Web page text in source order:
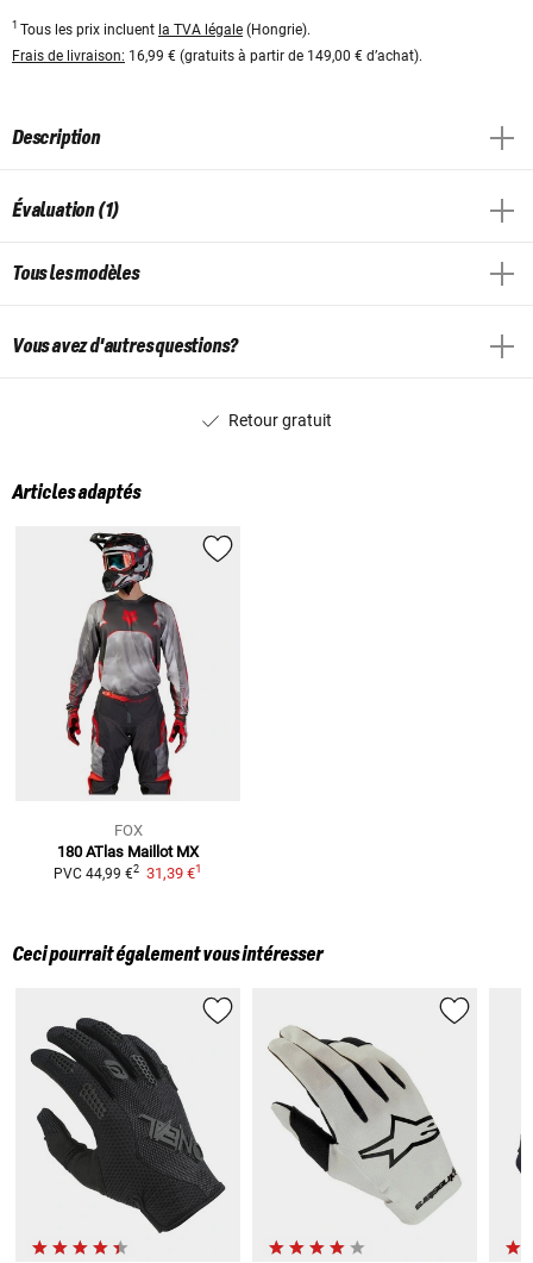
1 Tous les prix incluent la TVA légale (Hongrie).
Frais de livraison: 16,99 € (gratuits à partir de 149,00 € d’achat).
Description
Évaluation (1)
Tous les modèles
Vous avez d'autres questions?
Retour gratuit
Articles adaptés
FOX
180 ATlas Maillot MX
PVC 44,99 €2 31,39 €1
Ceci pourrait également vous intéresser